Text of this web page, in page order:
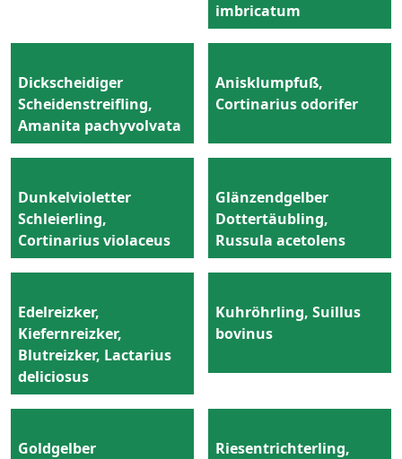
imbricatum
Dickscheidiger
Scheidenstreifling,
Amanita pachyvolvata
Anisklumpfuß,
Cortinarius odorifer
Dunkelvioletter
Schleierling,
Cortinarius violaceus
Glänzendgelber
Dottertäubling,
Russula acetolens
Edelreizker,
Kiefernreizker,
Blutreizker, Lactarius
deliciosus
Kuhröhrling, Suillus
bovinus
Goldgelber
Riesentrichterling,